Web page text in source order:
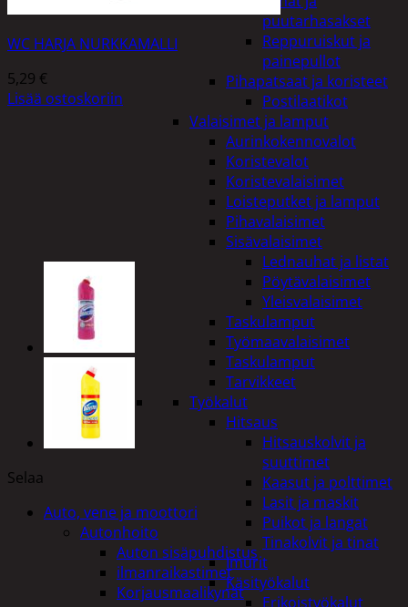
puutarhasakset
Reppuruiskut ja
painepullot
Pihapatsaat ja koristeet
Postilaatikot
Valaisimet ja lamput
Aurinkokennovalot
Koristevalot
Koristevalaisimet
Loisteputket ja lamput
Pihavalaisimet
Sisävalaisimet
Lednauhat ja listat
Pöytävalaisimet
Yleisvalaisimet
Taskulamput
Työmaavalaisimet
Taskulamput
Tarvikkeet
Työkalut
Hitsaus
Hitsauskolvit ja
suuttimet
Kaasut ja polttimet
Lasit ja maskit
Puikot ja langat
Tinakolvit ja tinat
Imurit
Käsityökalut
Erikoistyökalut
WC HARJA NURKKAMALLI
5,29 €
Lisää ostoskoriin
Selaa
Auto, vene ja moottori
Autonhoito
Auton sisäpuhdistus
ilmanraikastimet
Korjausmaalikynät